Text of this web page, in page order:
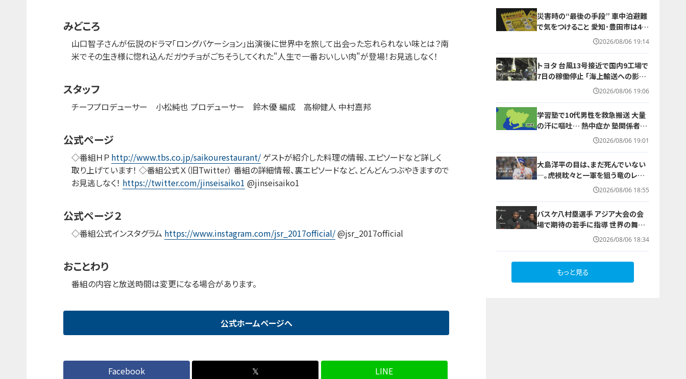
みどころ
山口智子さんが伝説のドラマ「ロングバケーション」出演後に世界中を旅して出会った忘れられない味とは？南
米でその生き様に惚れ込んだガウチョがごちそうしてくれた"人生で一番おいしい肉"が登場！お見逃しなく！
スタッフ
チーフプロデューサー 小松純也 プロデューサー 鈴木優 編成 高柳健人 中村嘉邦
公式ページ
◇番組ＨＰ http://www.tbs.co.jp/saikourestaurant/ ゲストが紹介した料理の情報、エピソードなど詳しく
取り上げています！ ◇番組公式Ｘ（旧Twitter） 番組の詳細情報、裏エピソードなど、どんどんつぶやきますので
お見逃しなく！ https://twitter.com/jinseisaiko1 @jinseisaiko1
公式ページ２
◇番組公式インスタグラム https://www.instagram.com/jsr_2017official/@jsr_2017official
おことわり
番組の内容と放送時間は変更になる場合があります。
公式ホームページへ
Facebook 𝕏 LINE
災害時の“最後の手段” 車中泊避難
で気をつけること 愛知･豊田市は4年
前からマニュアル作成 最悪の場合
死に至る｢エコノミークラス症候群｣
2026/08/06 19:14
トヨタ 台風13号接近で国内9工場で
7日の稼働停止 ｢海上輸送への影響
を踏まえ判断｣ 夏季連休明けの17日
2026/08/06 19:06
学習塾で10代男性を救急搬送 大量
の汗に嘔吐… 熱中症か 塾関係者が
消防に通報 名古屋 2026/08/06 19:01
大島洋平の目は、まだ死んでいない
―。虎視眈々と一軍を狙う竜のレジ
ェンドが明かした現状とドラゴンズ
2026/08/06 18:55
バスケ八村塁選手 アジア大会の会
場で期待の若手に指導 世界の舞台
で戦うために… 愛知国際アリーナ
2026/08/06 18:34
もっと見る